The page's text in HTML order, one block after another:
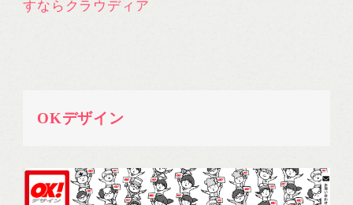
すならクラウディア
OKデザイン